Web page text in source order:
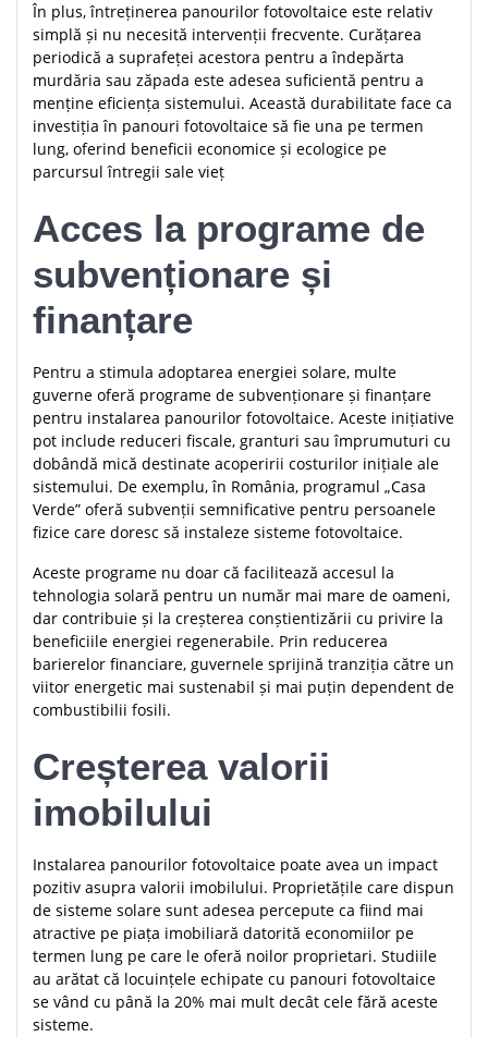
În plus, întreținerea panourilor fotovoltaice este relativ
simplă și nu necesită intervenții frecvente. Curățarea
periodică a suprafeței acestora pentru a îndepărta
murdăria sau zăpada este adesea suficientă pentru a
menține eficiența sistemului. Această durabilitate face ca
investiția în panouri fotovoltaice să fie una pe termen
lung, oferind beneficii economice și ecologice pe
parcursul întregii sale vieț
Acces la programe de
subvenționare și
finanțare
Pentru a stimula adoptarea energiei solare, multe
guverne oferă programe de subvenționare și finanțare
pentru instalarea panourilor fotovoltaice. Aceste inițiative
pot include reduceri fiscale, granturi sau împrumuturi cu
dobândă mică destinate acoperirii costurilor inițiale ale
sistemului. De exemplu, în România, programul „Casa
Verde” oferă subvenții semnificative pentru persoanele
fizice care doresc să instaleze sisteme fotovoltaice.
Aceste programe nu doar că facilitează accesul la
tehnologia solară pentru un număr mai mare de oameni,
dar contribuie și la creșterea conștientizării cu privire la
beneficiile energiei regenerabile. Prin reducerea
barierelor financiare, guvernele sprijină tranziția către un
viitor energetic mai sustenabil și mai puțin dependent de
combustibilii fosili.
Creșterea valorii
imobilului
Instalarea panourilor fotovoltaice poate avea un impact
pozitiv asupra valorii imobilului. Proprietățile care dispun
de sisteme solare sunt adesea percepute ca fiind mai
atractive pe piața imobiliară datorită economiilor pe
termen lung pe care le oferă noilor proprietari. Studiile
au arătat că locuințele echipate cu panouri fotovoltaice
se vând cu până la 20% mai mult decât cele fără aceste
sisteme.